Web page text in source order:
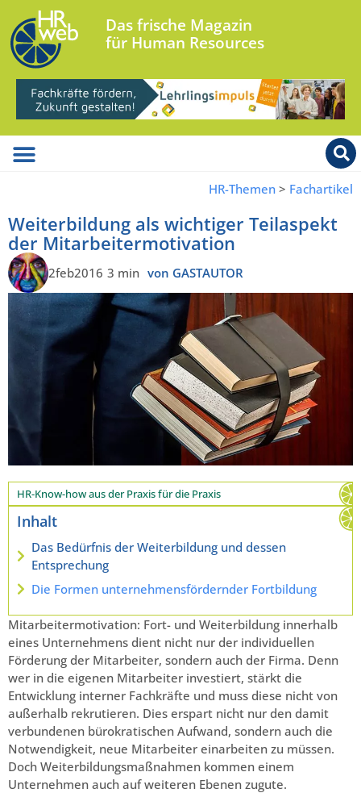
Das frische Magazin
für Human Resources
HR-Themen > Fachartikel
Weiterbildung als wichtiger Teilaspekt
der Mitarbeitermotivation
2feb2016 3 min von GASTAUTOR
HR-Know-how aus der Praxis für die Praxis
Inhalt
Das Bedürfnis der Weiterbildung und dessen
Entsprechung
Die Formen unternehmensfördernder Fortbildung
Mitarbeitermotivation: Fort- und Weiterbildung innerhalb
eines Unternehmens dient nicht nur der individuellen
Förderung der Mitarbeiter, sondern auch der Firma. Denn
wer in die eigenen Mitarbeiter investiert, stärkt die
Entwicklung interner Fachkräfte und muss diese nicht von
außerhalb rekrutieren. Dies erspart nicht nur den damit
verbundenen bürokratischen Aufwand, sondern auch die
Notwendigkeit, neue Mitarbeiter einarbeiten zu müssen.
Doch Weiterbildungsmaßnahmen kommen einem
Unternehmen auch auf weiteren Ebenen zugute.